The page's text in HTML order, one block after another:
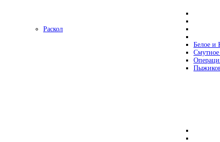
Раскол
Белое и